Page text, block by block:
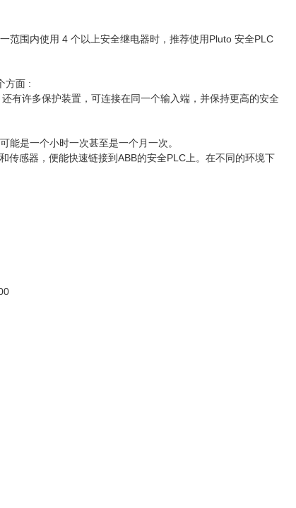
范围内使用 4 个以上安全继电器时，推荐使用Pluto 安全PLC
方面 :
有许多保护装置，可连接在同一个输入端，并保持更高的安全
能是一个小时一次甚至是一个月一次。
传感器，便能快速链接到ABB的安全PLC上。在不同的环境下